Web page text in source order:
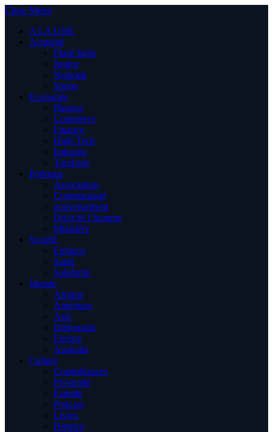
Close Menu
A LA UNE
Actualité
Flash Infos
Justice
National
Sports
Economie
Banque
Commerce
Finance
High-Tech
Industrie
Tourisme
Politique
Association
Communiqué
gouvernement
Droit de l’homme
Ministère
Société
Enfance
Santé
Solidarité
Monde
Afrique
Amérique
Asie
Diplomatie
Europe
Australia
Culture
Condoléances
Proximité
Famille
Podcast
Livres
Histoire